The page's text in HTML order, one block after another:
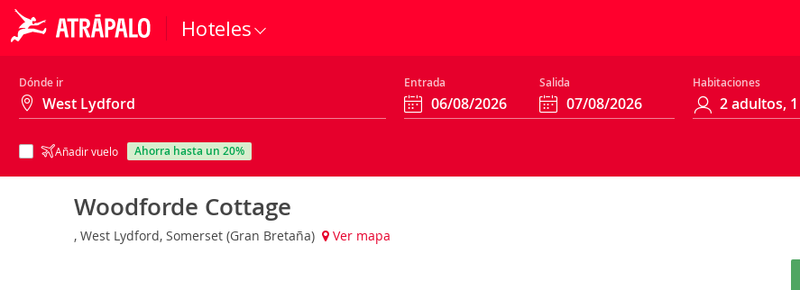
Hoteles
Dónde ir Entrada Salida Habitaciones
Añadir vuelo ahorra hasta un 20%
Woodforde Cottage
, West Lydford, Somerset (Gran Bretaña) Ver mapa